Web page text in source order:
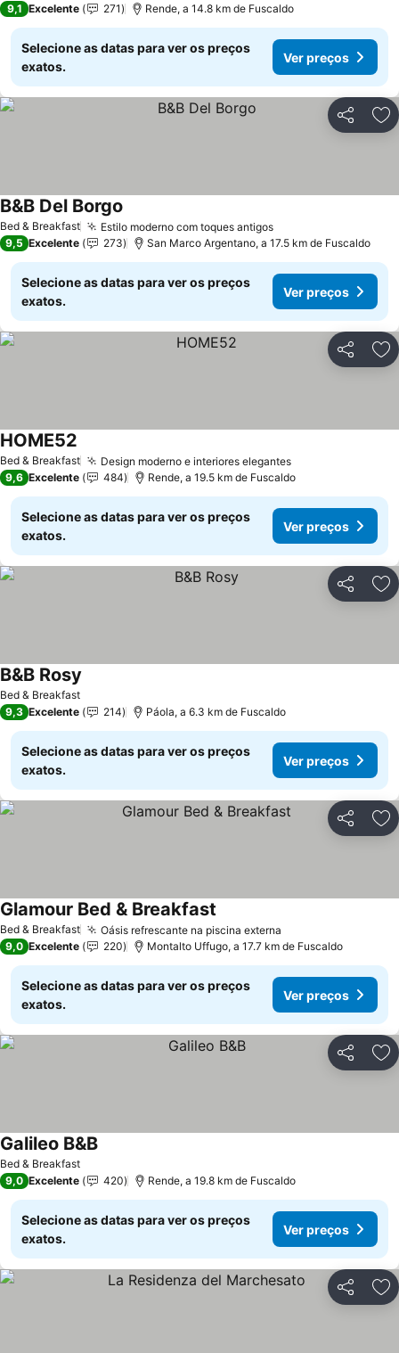
9,1 Excelente 271 Rende, a 14.8 km de Fuscaldo
Selecione as datas para ver os preços
exatos.
Ver preços
Partilhar
Bed & Breakfast Estilo moderno com toques antigos
B&B Del Borgo
9,5 Excelente 273 San Marco Argentano, a 17.5 km de Fuscaldo
Selecione as datas para ver os preços
exatos.
Ver preços
Partilhar
Bed & Breakfast Design moderno e interiores elegantes
HOME52
9,6 Excelente 484 Rende, a 19.5 km de Fuscaldo
Selecione as datas para ver os preços
exatos.
Ver preços
Partilhar
Bed & Breakfast
B&B Rosy
9,3 Excelente 214 Páola, a 6.3 km de Fuscaldo
Selecione as datas para ver os preços
exatos.
Ver preços
Partilhar
Bed & Breakfast Oásis refrescante na piscina externa
Glamour Bed & Breakfast
9,0 Excelente 220 Montalto Uffugo, a 17.7 km de Fuscaldo
Selecione as datas para ver os preços
exatos.
Ver preços
Partilhar
Bed & Breakfast
Galileo B&B
9,0 Excelente 420 Rende, a 19.8 km de Fuscaldo
Selecione as datas para ver os preços
exatos.
Ver preços
Partilhar